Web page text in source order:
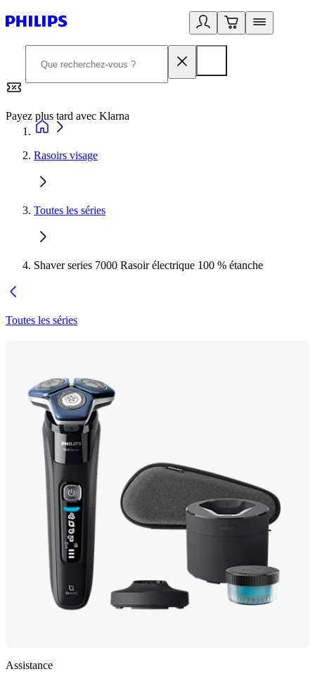
Payez plus tard avec Klarna
Rasoirs visage
Toutes les séries
Shaver series 7000 Rasoir électrique 100 % étanche
Toutes les séries
Assistance